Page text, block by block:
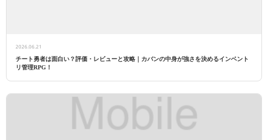
2026.06.21
チート勇者は面白い？評価・レビューと攻略｜カバンの中身が強さを決めるインベント
リ管理RPG！